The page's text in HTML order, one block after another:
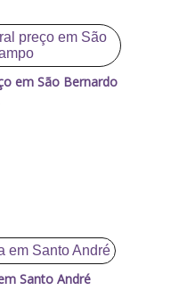
em São Bernardo
Santo André